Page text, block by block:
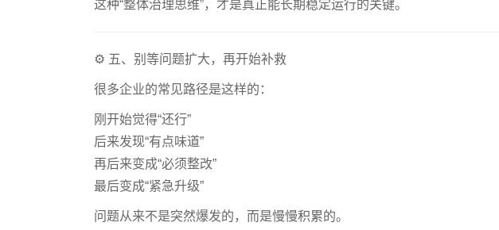
这种“整体治理思维”，才是真正能长期稳定运行的关键。
⚙️ 五、别等问题扩大，再开始补救
很多企业的常见路径是这样的：
刚开始觉得“还行”
后来发现“有点味道”
再后来变成“必须整改”
最后变成“紧急升级”
问题从来不是突然爆发的，而是慢慢积累的。